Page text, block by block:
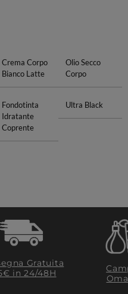
Crema Corpo
Bianco Latte
Olio Secco
Corpo
Fondotinta
Idratante
Coprente
Ultra Black
Gratuita
in 24/48H